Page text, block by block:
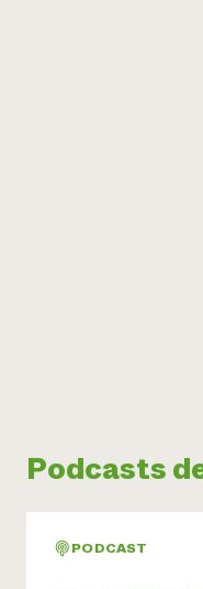
Podcasts
PODCAST